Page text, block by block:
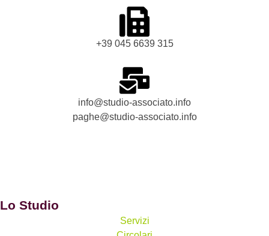
+39 045 6639 315
info@studio-associato.info
paghe@studio-associato.info
Lo Studio
Servizi